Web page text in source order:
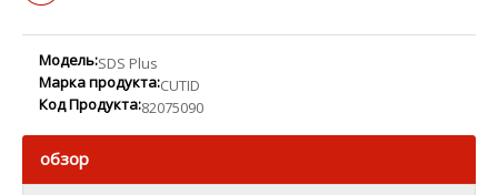
Модель:SDS Plus
Марка продукта:CUTID
Код Продукта:82075090
обзор